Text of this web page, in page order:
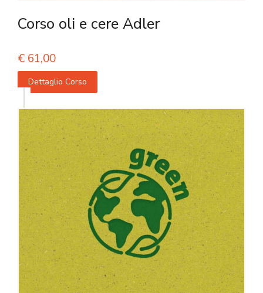
Corso oli e cere Adler
€ 61,00
Dettaglio Corso